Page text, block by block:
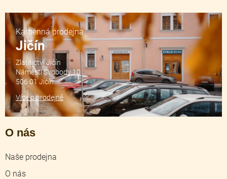
O nás
Naše prodejna
O nás
Kamenná prodejna
Jičín
Zlatnictví Jičín
Náměstí Svobody 10
506 01 Jičín
Více o prodejně